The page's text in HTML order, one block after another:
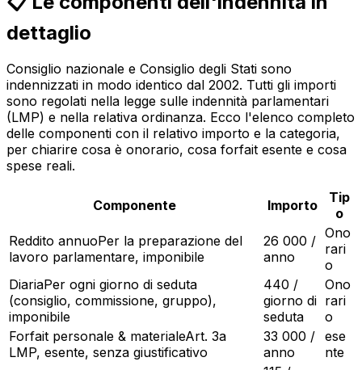
dettaglio
Consiglio nazionale e Consiglio degli Stati sono
indennizzati in modo identico dal 2002. Tutti gli importi
sono regolati nella legge sulle indennità parlamentari
(LMP) e nella relativa ordinanza. Ecco l'elenco completo
delle componenti con il relativo importo e la categoria,
per chiarire cosa è onorario, cosa forfait esente e cosa
spese reali.
Componente Importo
Tip
o
Reddito annuoPer la preparazione del
lavoro parlamentare, imponibile
26 000 /
anno
Ono
rari
o
DiariaPer ogni giorno di seduta
(consiglio, commissione, gruppo),
imponibile
440 /
giorno di
seduta
Ono
rari
o
Forfait personale & materialeArt. 3a
LMP, esente, senza giustificativo
33 000 /
anno
ese
nte